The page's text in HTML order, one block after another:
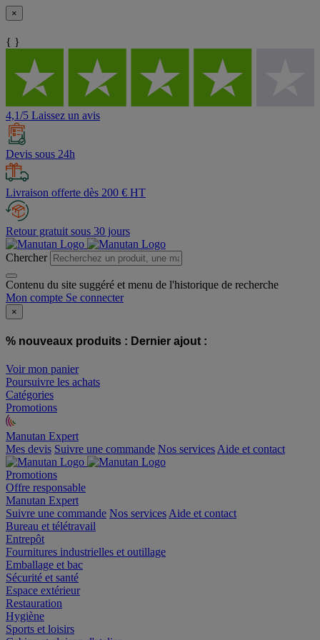
×
{ }
4,1/5 Laissez un avis
Devis sous 24h
Livraison offerte dès 200 € HT
Retour gratuit sous 30 jours
Chercher
Contenu du site suggéré et menu de l'historique de recherche
Mon compte Se connecter
×
% nouveaux produits : Dernier ajout :
Voir mon panier
Poursuivre les achats
Catégories
Promotions
Manutan Expert
offre reconditionnée
Mes devis Suivre une commande Nos services
Promotions
Offre responsable
Manutan Expert
Suivre une commande
Bureau et télétravail
Entrepôt
Fournitures industrielles et outillage
Emballage et bac
Sécurité et santé
Espace extérieur
Restauration
Hygiène